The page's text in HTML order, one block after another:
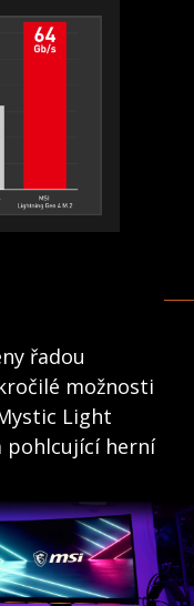
řadou
možnosti
Light
pohlcující herní